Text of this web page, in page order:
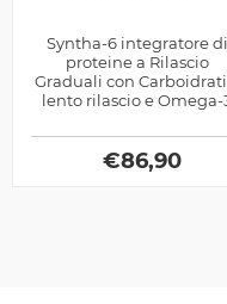
Syntha-6 integratore di
proteine a Rilascio
Graduali con
lento rilascio e Omega-
come sostitutivo pasto.
€86,90